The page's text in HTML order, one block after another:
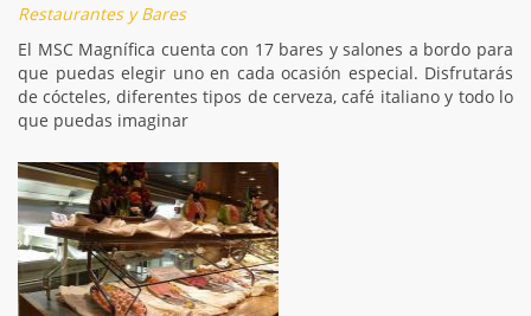
Restaurantes y Bares
El MSC Magnífica cuenta con 17 bares y salones a bordo para
que puedas elegir uno en cada ocasión especial. Disfrutarás
de cócteles, diferentes tipos de cerveza, café italiano y todo lo
que puedas imaginar